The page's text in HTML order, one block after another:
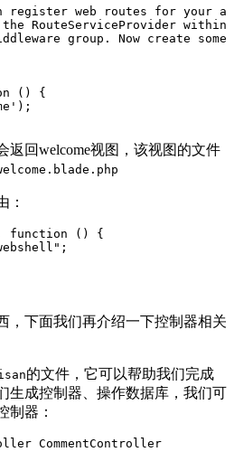
register web routes for your
RouteServiceProvider within
group. Now create
()
{
);
返回welcome视图，该视图的文件
：
function () {
，下面我们再介绍一下控制器相关
的文件，它可以帮助我们完成
生成控制器、操作数据库，我们可
制器：